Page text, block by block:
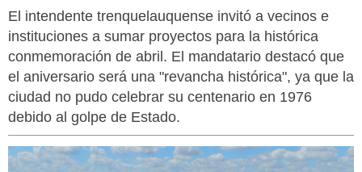
El intendente trenquelauquense invitó a vecinos e
instituciones a sumar proyectos para la histórica
conmemoración de abril. El mandatario destacó que
el aniversario será una "revancha histórica", ya que la
ciudad no pudo celebrar su centenario en 1976
debido al golpe de Estado.